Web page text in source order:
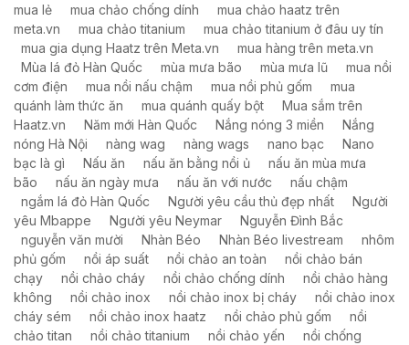
mua lẻ
mua chảo chống dính
mua chảo haatz trên
meta.vn
mua chảo titanium
mua chảo titanium ở đâu uy tín
mua gia dụng Haatz trên Meta.vn
mua hàng trên meta.vn
Mùa lá đỏ Hàn Quốc
mùa mưa bão mùa mưa lũ
mua nồi
cơm điện
mua nồi nấu chậm mua nồi phủ gốm
mua
quánh làm thức ăn
mua quánh quấy bột
Mua sắm trên
Haatz.vn
Năm mới Hàn Quốc Nắng nóng 3 miền
Nắng
nóng Hà Nội
nàng wag nàng wags nano bạc
Nano
bạc là gì
Nấu ăn nấu ăn bằng nồi ủ
nấu ăn mùa mưa
bão
nấu ăn ngày mưa nấu ăn với nước
nấu chậm
ngắm lá đỏ Hàn Quốc
Người yêu cầu thủ đẹp nhất
Người
yêu Mbappe
Người yêu Neymar
Nguyễn Đình Bắc
nguyễn văn mười
Nhàn Béo Nhàn Béo livestream
nhôm
phủ gốm
nồi áp suất nồi chảo an toàn
nồi chảo bán
chạy
nồi chảo cháy nồi chảo chống dính
nồi chảo hàng
không
nồi chảo inox nồi chảo inox bị cháy
nồi chảo inox
cháy sém
nồi chảo inox haatz nồi chảo phủ gốm
nồi
chảo titan
nồi chảo titanium nồi chảo yến
nồi chống